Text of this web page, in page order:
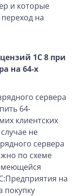
и которые
на
1С 8 при
на 64-х
сервера
64-
клиентских
не
сервера
по схеме
на
покупку